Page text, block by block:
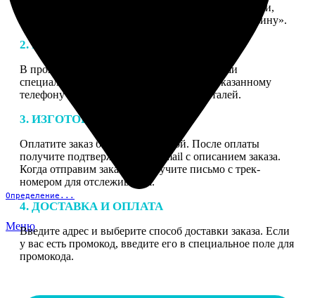
Определение...
Меню
Нажмите «Сделать заказ», выберите тип продукции,
загрузите фотографии, нажмите «Добавить в корзину».
2. МАКЕТ
В процессе подготовки заказа к печати наши
специалисты могут связаться с Вами по указанному
телефону или email для согласования деталей.
3. ИЗГОТОВЛЕНИЕ
Оплатите заказ банковской картой. После оплаты
получите подтверждение на email с описанием заказа.
Когда отправим заказ вы получите письмо с трек-
номером для отслеживания.
4. ДОСТАВКА И ОПЛАТА
Введите адрес и выберите способ доставки заказа. Если
у вас есть промокод, введите его в специальное поле для
промокода.